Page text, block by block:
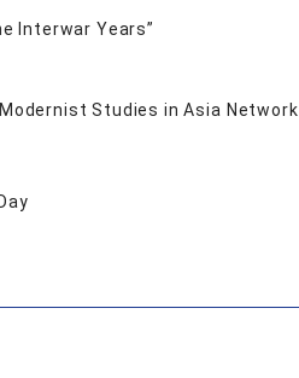
Interwar Years”
Studies in Asia Network